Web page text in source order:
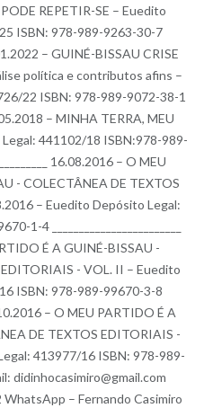
REPETIR-SE – Euedito
ISBN: 978-989-9263-30-7
– GUINÉ-BISSAU CRISE
política e contributos afins –
22 ISBN: 978-989-9072-38-1
– MINHA TERRA, MEU
441102/18 ISBN:978-989-
16.08.2016 – O MEU
- COLECTÂNEA DE TEXTOS
– Euedito Depósito Legal:
4 ________________________
É A GUINÉ-BISSAU -
- VOL. II – Euedito
ISBN: 978-989-99670-3-8
– O MEU PARTIDO É A
DE TEXTOS EDITORIAIS -
413977/16 ISBN: 978-989-
didinhocasimiro@gmail.com
– Fernando Casimiro